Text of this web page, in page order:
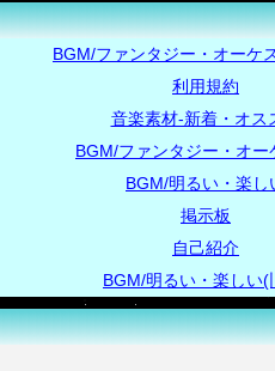
BGM/ファンタジー・オーケ
利用規約
音楽素材-新着・オス
BGM/ファンタジー・オー
BGM/明るい・楽し
掲示板
自己紹介
BGM/明るい・楽しい(